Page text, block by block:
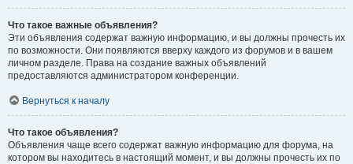
Что такое важные объявления?
Эти объявления содержат важную информацию, и вы должны прочесть их
по возможности. Они появляются вверху каждого из форумов и в вашем
личном разделе. Права на создание важных объявлений
предоставляются администратором конференции.
Вернуться к началу
Что такое объявления?
Объявления чаще всего содержат важную информацию для форума, на
котором вы находитесь в настоящий момент, и вы должны прочесть их по